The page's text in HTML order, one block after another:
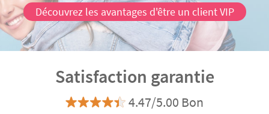
Découvrez les avantages d'être un client VIP
Satisfaction garantie
4.47/5.00 Bon